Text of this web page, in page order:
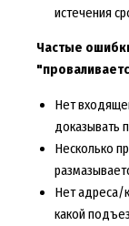
истечения
Частые
Нет
доказывать
Несколько
Нет адреса/
какой